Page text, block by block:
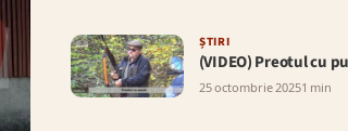
ȘTIRI
(VIDEO) Preotul cu
25 octombrie 20251 min